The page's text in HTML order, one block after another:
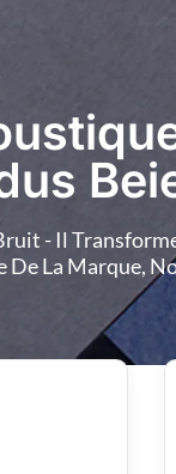
- Il
La Marque,